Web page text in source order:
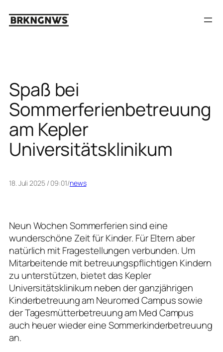
Inhalt
Spaß bei
Sommerferienbetreuung
am Kepler
Universitätsklinikum
18. Juli 2025 / 09:01/news
Neun Wochen Sommerferien sind eine
wunderschöne Zeit für Kinder. Für Eltern aber
natürlich mit Fragestellungen verbunden. Um
Mitarbeitende mit betreuungspflichtigen Kindern
zu unterstützen, bietet das Kepler
Universitätsklinikum neben der ganzjährigen
Kinderbetreuung am Neuromed Campus sowie
der Tagesmütterbetreuung am Med Campus
auch heuer wieder eine Sommerkinderbetreuung
an.